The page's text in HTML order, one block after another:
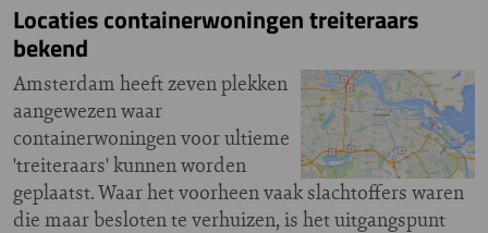
Locaties containerwoningen treiteraars
bekend
Amsterdam heeft zeven plekken
aangewezen waar
containerwoningen voor ultieme
'treiteraars' kunnen worden
geplaatst. Waar het voorheen vaak slachtoffers waren
die maar besloten te verhuizen, is het uitgangspunt